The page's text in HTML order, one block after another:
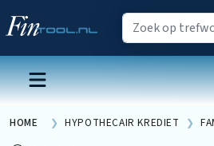
HOME HYPOTHECAIR KREDIET